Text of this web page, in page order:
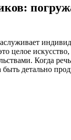
целое
Когда
детально